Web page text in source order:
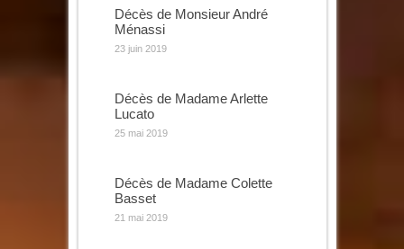
Décès de Monsieur André
Ménassi
23 juin 2019
Décès de Madame Arlette
Lucato
25 mai 2019
Décès de Madame Colette
Basset
21 mai 2019